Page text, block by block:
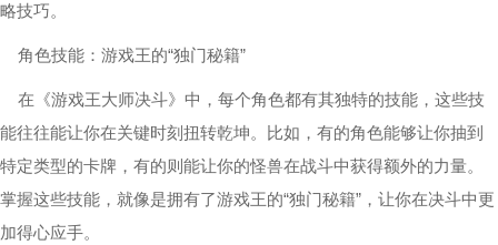
略技巧。
角色技能：游戏王的“独门秘籍”
在《游戏王大师决斗》中，每个角色都有其独特的技能，这些技
能往往能让你在关键时刻扭转乾坤。比如，有的角色能够让你抽到
特定类型的卡牌，有的则能让你的怪兽在战斗中获得额外的力量。
掌握这些技能，就像是拥有了游戏王的“独门秘籍”，让你在决斗中更
加得心应手。